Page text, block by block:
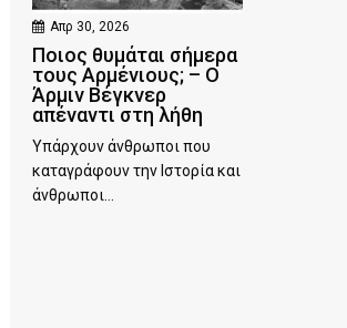
Απρ 30, 2026
Ποιος θυμάται σήμερα
τους Αρμένιους; – Ο
Άρμιν Βέγκνερ
απέναντι στη λήθη
Υπάρχουν άνθρωποι που
καταγράφουν την Ιστορία και
άνθρωποι...